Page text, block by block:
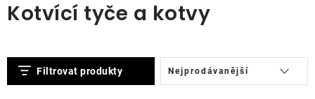
Stoly
Kotvící tyče a kotvy
Filtrovat produkty
V
ý
Ř
a
Nejprodávanější